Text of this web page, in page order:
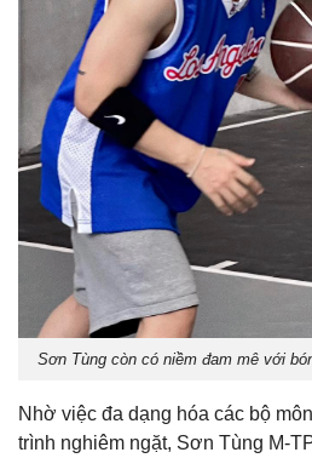
Sơn Tùng còn có niềm đam mê với
Nhờ việc đa dạng hóa các bộ
trình nghiêm ngặt, Sơn Tùng M-